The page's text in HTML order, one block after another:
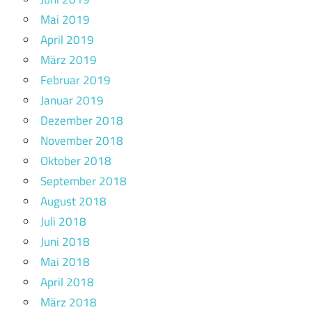
Mai 2019
April 2019
März 2019
Februar 2019
Januar 2019
Dezember 2018
November 2018
Oktober 2018
September 2018
August 2018
Juli 2018
Juni 2018
Mai 2018
April 2018
März 2018